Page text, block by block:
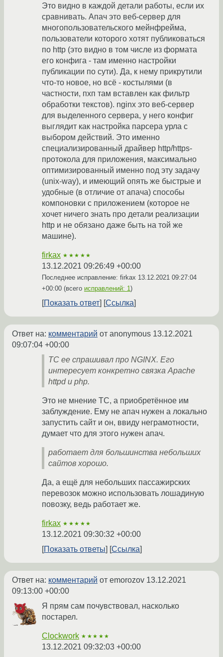
Это видно в каждой детали работы, если их
сравнивать. Апач это веб-сервер для
многопользовательского мейнфрейма,
пользователи которого хотят публиковаться
по http (это видно в том числе из формата
его конфига - там именно настройки
публикации по сути). Да, к нему прикрутили
что-то новое, но всё - костылями (в
частности, пхп там вставлен как фильтр
обработки текстов). nginx это веб-сервер
для выделенного сервера, у него конфиг
выглядит как настройка парсера урла с
выбором действий. Это именно
специализированный драйвер http/https-
протокола для приложения, максимально
оптимизированный именно под эту задачу
(unix-way), и имеющий опять же быстрые и
удобные (в отличие от апача) способы
компоновки с приложением (которое не
хочет ничего знать про детали реализации
http и не обязано даже быть на той же
машине).
firkax ★★★★★
13.12.2021 09:26:49 +00:00
Последнее исправление: firkax 13.12.2021 09:27:04
+00:00 (всего исправлений: 1)
Показать ответ Ссылка
Ответ на: комментарий от anonymous 13.12.2021
09:07:04 +00:00
ТС ее спрашивал про NGINX. Его
интересует конкретно связка Apache
httpd и php.
Это не мнение ТС, а приобретённое им
заблуждение. Ему не апач нужен а локально
запустить сайт и он, ввиду неграмотности,
думает что для этого нужен апач.
работает для большинства небольших
сайтов хорошо.
Да, а ещё для небольших пассажирских
перевозок можно использовать лошадиную
повозку, ведь работает же.
firkax ★★★★★
13.12.2021 09:30:32 +00:00
Показать ответы
Ссылка
Ответ на: комментарий от emorozov 13.12.2021
09:13:00 +00:00
Я прям сам почувствовал, насколько
постарел.
Clockwork ★★★★★
13.12.2021 09:32:03 +00:00